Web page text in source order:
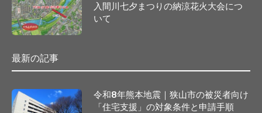
入間川七夕まつりの納涼花火大会につ
いて
最新の記事
令和8年熊本地震｜狭山市の被災者向け
「住宅支援」の対象条件と申請手順